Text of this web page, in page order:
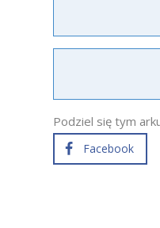
Podziel się tym
Facebook